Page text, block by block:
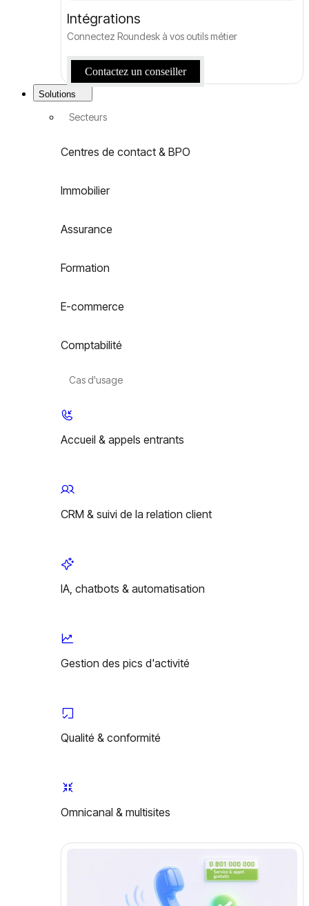
Intégrations
Connectez Roundesk à vos outils métier
Contactez un conseiller
Solutions
Secteurs
Centres de contact & BPO
Immobilier
Assurance
Formation
E-commerce
Comptabilité
Cas d'usage
Accueil & appels entrants
CRM & suivi de la relation client
IA, chatbots & automatisation
Gestion des pics d'activité
Qualité & conformité
Omnicanal & multisites